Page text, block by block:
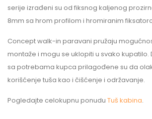
serije izrađeni su od fiksnog kaljenog
8mm sa hrom profilom i hromiranim
Concept walk-in paravani pružaju
montaže i mogu se uklopiti u svako kupatilo.
sa potrebama kupca prilagođene su da
korišćenje tuša kao i čišćenje i održavanje.
Pogledajte celokupnu ponudu Tuš kabina.